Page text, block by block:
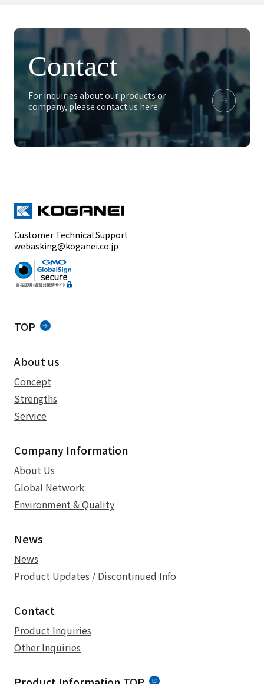
Contact
For inquiries about our products or
company, please contact us here.
Customer Technical Support
webasking@koganei.co.jp
TOP
About us
Concept
Strengths
Service
Company Information
About Us
Global Network
Environment & Quality
News
News
Product Updates / Discontinued Info
Contact
Product Inquiries
Other Inquiries